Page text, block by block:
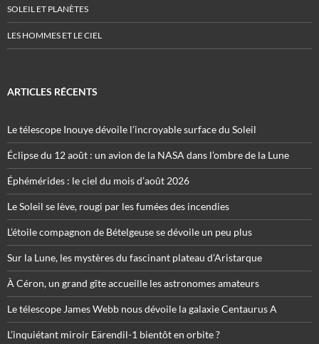
SOLEIL ET PLANÈTES
LES HOMMES ET LE CIEL
ARTICLES RÉCENTS
Le télescope Inouye dévoile l’incroyable surface du Soleil
Éclipse du 12 août : un avion de la NASA dans l’ombre de la Lune
Éphémérides : le ciel du mois d’août 2026
Le Soleil se lève, rougi par les fumées des incendies
L’étoile compagnon de Bételgeuse se dévoile un peu plus
Sur la Lune, les mystères du fascinant plateau d’Aristarque
À Céron, un grand gîte accueille les astronomes amateurs
Le télescope James Webb nous dévoile la galaxie Centaurus A
L’inquiétant miroir Eärendil-1 bientôt en orbite ?